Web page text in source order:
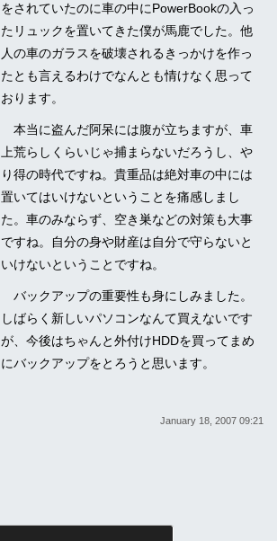
をされていたのに車の中にPowerBookの入っ
たリュックを置いてきた僕が馬鹿でした。他
人の車のガラスを破壊されるきっかけを作っ
たとも言えるわけでなんとも情けなく思って
おります。
本当に盗んだ阿呆には腹が立ちますが、車
上荒らしくらいじゃ捕まらないだろうし、や
り得の時代ですね。貴重品は絶対車の中には
置いてはいけないということを痛感しまし
た。車のみならず、空き巣などの対策も大事
ですね。自分の身や財産は自分で守らないと
いけないということですね。
バックアップの重要性も身にしみました。
しばらく新しいパソコンなんて買えないです
が、今後はちゃんと外付けHDDを買ってまめ
にバックアップをとろうと思います。
January 18, 2007 09:21